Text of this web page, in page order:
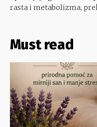
rasta i metabolizma,
Must read